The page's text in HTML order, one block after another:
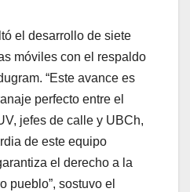
el desarrollo de siete
móviles con el respaldo
“Este avance es
perfecto entre el
jefes de calle y UBCh,
de este equipo
el derecho a la
pueblo”, sostuvo el